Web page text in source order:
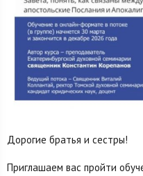
Дорогие братья и сестры!
Приглашаем вас пройти